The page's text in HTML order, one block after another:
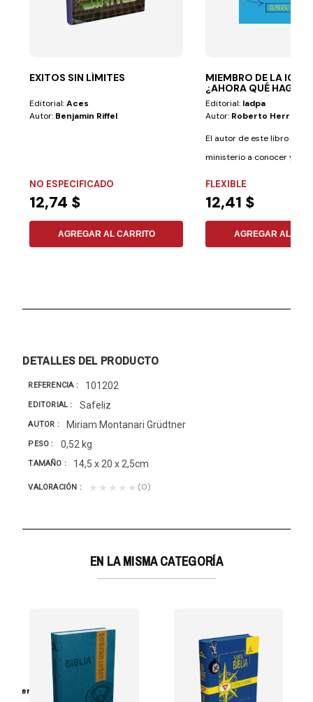
EXITOS SIN LÍMITES
Editorial:Aces
Autor: Benjamin Riffel
NO ESPECIFICADO
12,74 $
AGREGAR AL CARRITO
MIEMBRO DE LA
¿AHORA QUÉ HAGO?
Editorial: Iadpa
Autor: Roberto Herrera
El autor de este libro ha
ministerio a conocer y
FLEXIBLE
12,41 $
AGREGAR AL
DETALLES DEL PRODUCTO
REFERENCIA 101202
EDITORIAL Safeliz
AUTOR Miriam Montanari Grüdtner
PESO 0,52 kg
TAMAÑO 14,5 x 20 x 2,5cm
VALORACIÓN ★★★★★ (0)
EN LA MISMA CATEGORÍA